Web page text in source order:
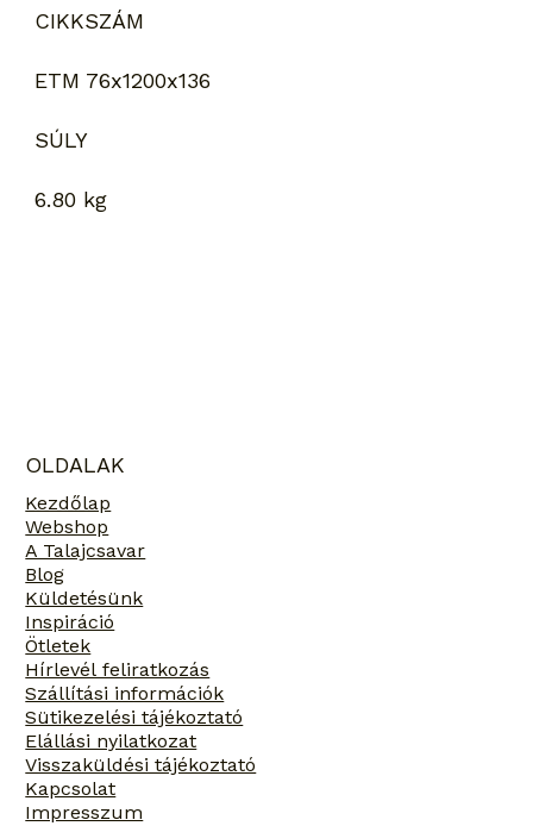
CIKKSZÁM
ETM 76x1200x136
SÚLY
6.80 kg
OLDALAK
Kezdőlap
Webshop
A Talajcsavar
Blog
Küldetésünk
Inspiráció
Ötletek
Hírlevél feliratkozás
Szállítási információk
Sütikezelési tájékoztató
Elállási nyilatkozat
Visszaküldési tájékoztató
Kapcsolat
Impresszum